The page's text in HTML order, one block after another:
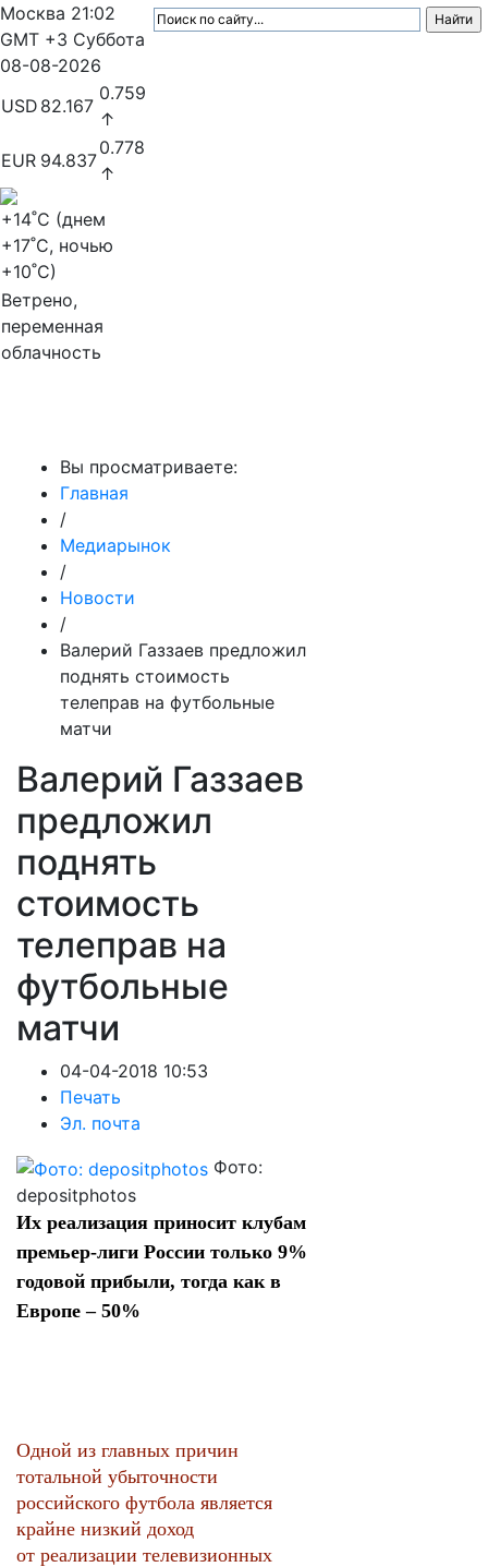
Москва 21:02
GMT +3 Суббота
08-08-2026
USD 82.167
0.759
↑
EUR 94.837
0.778
↑
+14˚C (днем
+17˚C, ночью
+10˚C)
Ветрено,
переменная
облачность
Вы просматриваете:
Главная
/
Медиарынок
/
Новости
/
Валерий Газзаев предложил
поднять стоимость
телеправ на футбольные
матчи
Валерий Газзаев
предложил
поднять
стоимость
телеправ на
футбольные
матчи
04-04-2018 10:53
Печать
Эл. почта
Фото:
depositphotos
Их реализация приносит клубам
премьер-лиги России только 9%
годовой прибыли, тогда как в
Европе – 50%
Одной из главных причин
тотальной убыточности
российского футбола является
крайне низкий доход
от реализации телевизионных